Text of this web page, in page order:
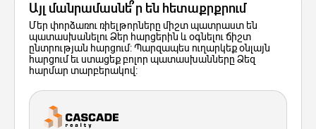
Այլ մանրամասնե՞ր են հետաքրքրում
Մեր փորձառու ռիելթորները միշտ պատրաստ են
պատասխանելու Ձեր հարցերին և օգնելու ճիշտ
ընտրության հարցում: Պարզապես ուղարկեք օնլայն
հարցում եւ ստացեք բոլոր պատասխանները Ձեզ
հարմար տարբերակով: